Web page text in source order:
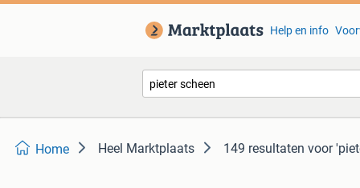
Help en info
Home Heel Marktplaats 149 resultaten voor